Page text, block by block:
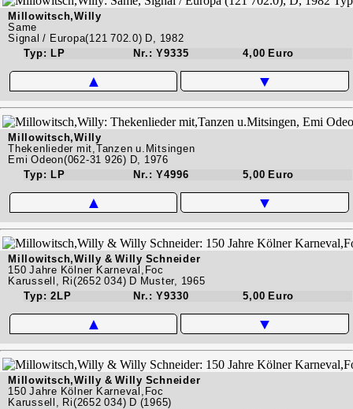
Millowitsch,Willy
Same
Signal / Europa(121 702.0) D, 1982
Typ: LP
Nr.: Y9335 4,00 Euro
▲ ▼
Millowitsch,Willy
Thekenlieder mit,Tanzen u.Mitsingen
Emi Odeon(062-31 926) D, 1976
Typ: LP
Nr.: Y4996 5,00 Euro
▲ ▼
Millowitsch,Willy & Willy Schneider
150 Jahre Kölner Karneval,Foc
Karussell, Ri(2652 034) D Muster, 1965
Typ: 2LP
Nr.: Y9330 5,00 Euro
▲ ▼
Millowitsch,Willy & Willy Schneider
150 Jahre Kölner Karneval,Foc
Karussell, Ri(2652 034) D (1965)